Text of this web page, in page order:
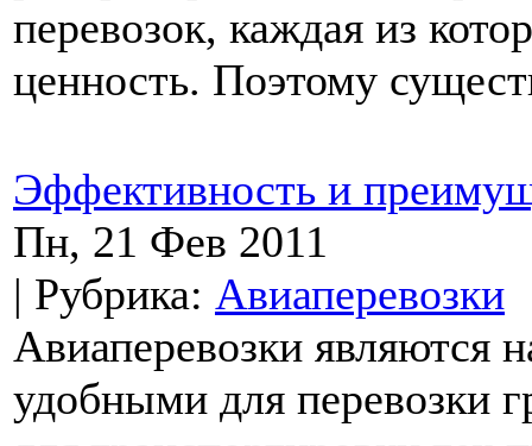
перевозок, каждая из
ценность. Поэтому
Эффективность и
Пн, 21 Фев 2011
| Рубрика: Авиаперевозки
Авиаперевозки являются
удобными для перевозки